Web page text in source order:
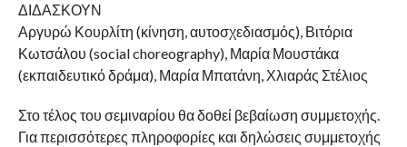
ΔΙΔΑΣΚΟΥΝ
Αργυρώ Κουρλίτη (κίνηση, αυτοσχεδιασμός), Βιτόρια
Κωτσάλου (social choreography), Μαρία Μουστάκα
(εκπαιδευτικό δράμα), Μαρία Μπατάνη, Χλιαράς Στέλιος
Στο τέλος του σεμιναρίου θα δοθεί βεβαίωση συμμετοχής.
Για περισσότερες πληροφορίες και δηλώσεις συμμετοχής